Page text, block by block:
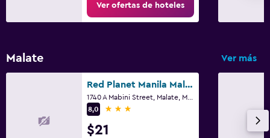
Ver ofertas de hoteles
Malate Ver más
Red Planet Manila Malate Mabini
8,0
3 estrellas
$21